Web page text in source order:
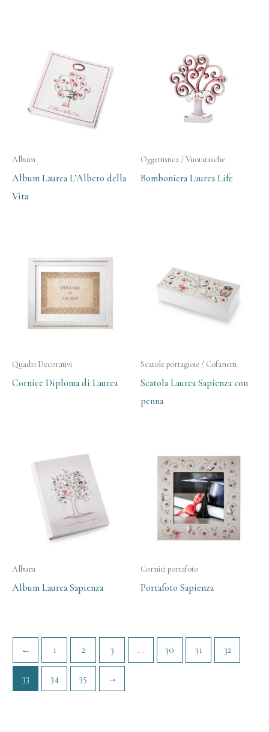
Album
Album Laurea L’Albero della
Vita
Oggettistica / Vuotatasche
Bomboniera Laurea Life
Quadri Decorativi
Cornice Diploma di Laurea
Scatole portagioie / Cofanetti
Scatola Laurea Sapienza con
penna
Album
Album Laurea Sapienza
Cornici portafoto
Portafoto Sapienza
← 1 2 3 … 30 31 32
33 34 35 →